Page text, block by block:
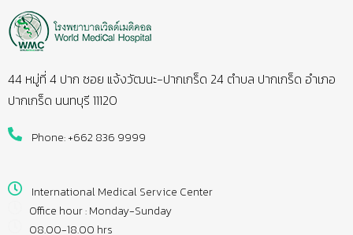
44 หมู่ที่ 4 ปาก ซอย แจ้งวัฒนะ-ปากเกร็ด 24 ตำบล ปากเกร็ด อำเภอ
ปากเกร็ด นนทบุรี 11120
Phone: +662 836 9999
International Medical Service Center
Office hour : Monday-Sunday
08.00-18.00 hrs